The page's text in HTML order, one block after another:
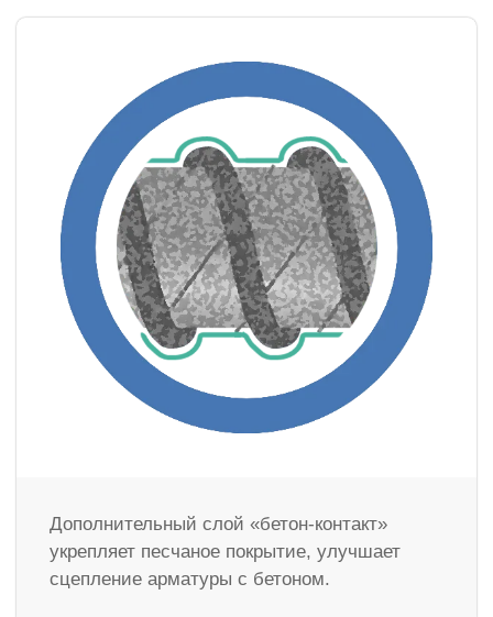
Дополнительный слой «бетон-контакт»
укрепляет песчаное покрытие, улучшает
сцепление арматуры с бетоном.